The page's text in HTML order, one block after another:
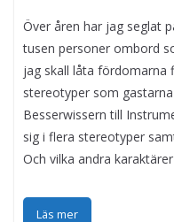
Över åren har jag seglat
tusen personer ombord
jag skall låta fördomarna
stereotyper som
Besserwissern till
sig i flera stereotyper
Och vilka andra
Läs mer